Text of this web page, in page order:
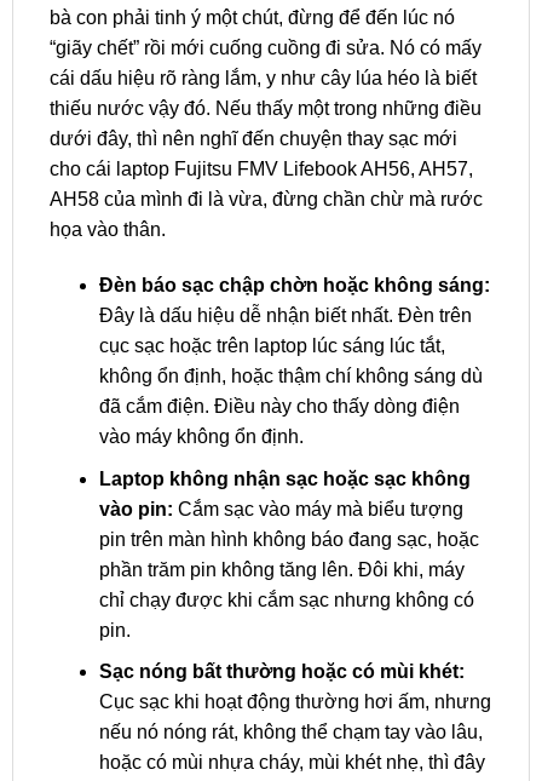
bà con phải tinh ý một chút, đừng để đến lúc nó
“giãy chết” rồi mới cuống cuồng đi sửa. Nó có mấy
cái dấu hiệu rõ ràng lắm, y như cây lúa héo là biết
thiếu nước vậy đó. Nếu thấy một trong những điều
dưới đây, thì nên nghĩ đến chuyện thay sạc mới
cho cái laptop Fujitsu FMV Lifebook AH56, AH57,
AH58 của mình đi là vừa, đừng chần chừ mà rước
họa vào thân.
Đèn báo sạc chập chờn hoặc không sáng:
Đây là dấu hiệu dễ nhận biết nhất. Đèn trên
cục sạc hoặc trên laptop lúc sáng lúc tắt,
không ổn định, hoặc thậm chí không sáng dù
đã cắm điện. Điều này cho thấy dòng điện
vào máy không ổn định.
Laptop không nhận sạc hoặc sạc không
vào pin: Cắm sạc vào máy mà biểu tượng
pin trên màn hình không báo đang sạc, hoặc
phần trăm pin không tăng lên. Đôi khi, máy
chỉ chạy được khi cắm sạc nhưng không có
pin.
Sạc nóng bất thường hoặc có mùi khét:
Cục sạc khi hoạt động thường hơi ấm, nhưng
nếu nó nóng rát, không thể chạm tay vào lâu,
hoặc có mùi nhựa cháy, mùi khét nhẹ, thì đây